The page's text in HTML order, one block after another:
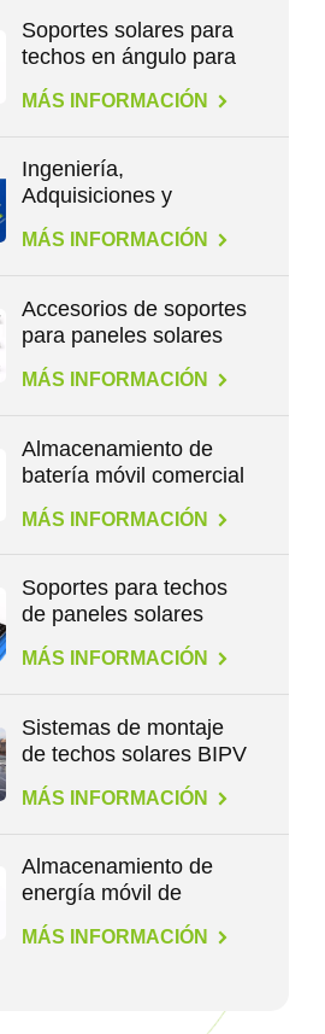
Soportes solares para
techos en ángulo para
patas en L
MÁS INFORMACIÓN
Ingeniería,
Adquisiciones y
Construcción en
Energía
MÁS INFORMACIÓN
Accesorios de soportes
para paneles solares
para todo tipo de
techos
MÁS INFORMACIÓN
Almacenamiento de
batería móvil comercial
de gran capacidad de
2,3 kWh
MÁS INFORMACIÓN
Soportes para techos
de paneles solares
para todo tipo de
techos
MÁS INFORMACIÓN
Sistemas de montaje
de techos solares BIPV
MÁS INFORMACIÓN
Almacenamiento de
energía móvil de
1,1/4,6/14,3 kWh
MÁS INFORMACIÓN